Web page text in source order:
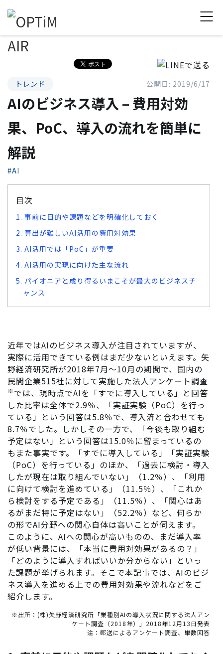
トレンド 公開日: 2019/6/17
AIのビジネス導入 – 費用対効
果、PoC、導入の流れを簡単に
解説
#AI
目次
1. 事前に目的や課題などを明確化しておく
2. 算出が難しいAI活用の費用対効果
3. AI活用では「PoC」が重要
4. AI活用の実現に向けた主な流れ
5. パイオニアと成り得るいまこそが最大のビジネスチ
ャンス
近年ではAIのビジネス導入が注目されていますが、
実際に活用できている例はまだ少ないといえます。矢
野経済研究所が2018年7月～10月の期間で、国内の
民間企業515社に対して実施した法人アンケート調査
※では、現時点でAIを「すでに導入している」と回答
した比率は全体で2.9％、「実証実験（PoC）を行っ
ている」という回答は5.8％で、導入済と合わせても
8.7％でした。しかしその一方で、「今後も取り組む
予定はない」という回答は15.0％に留まっているの
もまた事実です。「すでに導入している」「実証実験
（PoC）を行っている」のほか、「過去に検討・導入
したが現在は取り組んでいない」（1.2％）、「利用
に向けて検討を進めている」（11.5％）、「これか
ら検討をする予定である」（11.5％）、「関心はあ
るがまだ特に予定はない」（52.2％）など、何らか
の形でAI分野への関心自体は高いことが伺えます。
このように、AIへの関心が高いものの、まだ導入率
が低い背景には、「本当に費用対効果があるの？」
「どのように導入すればいいか分からない」といっ
た課題が挙げられます。そこで本記事では、AIのビジ
ネス導入を進める上での費用対効果や流れなどをご
紹介します。
※出所：(株)矢野経済研究所「業種別AIの導入状況に関する法人アン
ケート調査（2018年）
」2018年12月13日発表
注：郵送によるアンケート調査、単数回答